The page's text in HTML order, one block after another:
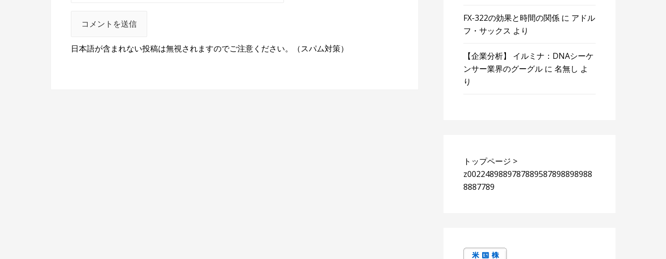
日本語が含まれない投稿は無視されますのでご注意ください。（スパム対策）
FX-322の効果と時間の関係 に アドル
フ・サックス より
【企業分析】 イルミナ：DNAシーケ
ンサー業界のグーグル に名無し よ
り
トップページ >
z0022489889787889587898898988
8887789